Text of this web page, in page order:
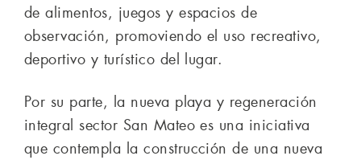
de alimentos, juegos y espacios de
observación, promoviendo el uso recreativo,
deportivo y turístico del lugar.
Por su parte, la nueva playa y regeneración
integral sector San Mateo es una iniciativa
que contempla la construcción de una nueva